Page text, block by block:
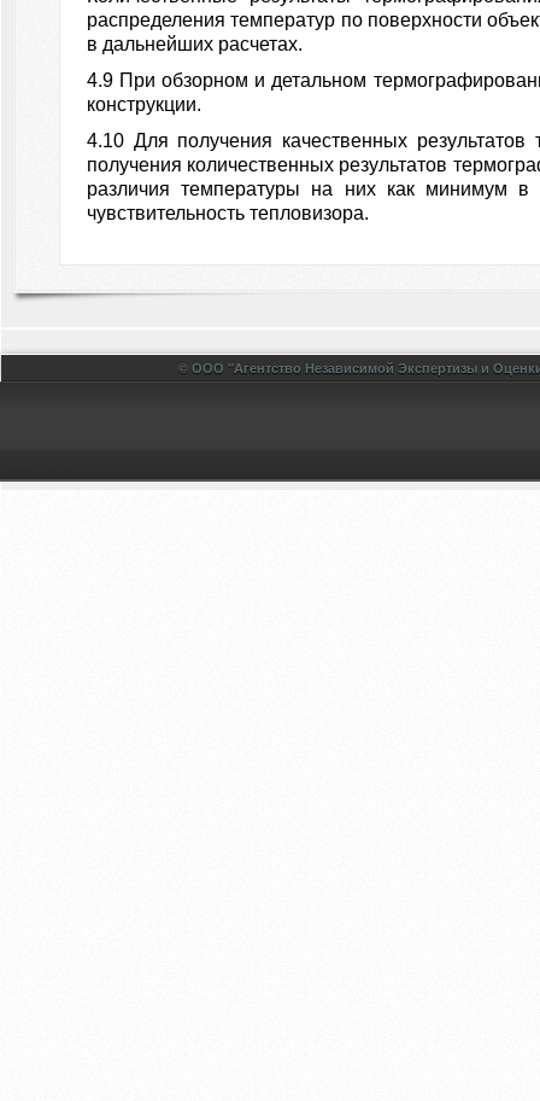
распределения температур по поверхности
в дальнейших расчетах.
4.9 При обзорном и детальном
конструкции.
4.10 Для получения качественных
получения количественных результатов
различия температуры на них как минимум в
чувствительность тепловизора.
© ООО "Агентство Независимой Экспертизы и